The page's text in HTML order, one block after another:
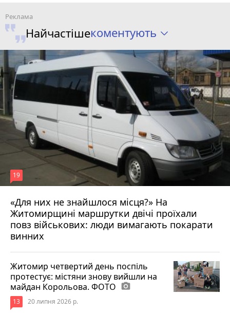
Найчастішекоментують
«Для них не знайшлося місця?» На
Житомирщині маршрутки двічі проїхали
повз військових: люди вимагають покарати
винних
19
17 липня 2026 р.
Житомир четвертий день поспіль
протестує: містяни знову вийшли на
майдан Корольова. ФОТО photo_camera
13 20 липня 2026 р.